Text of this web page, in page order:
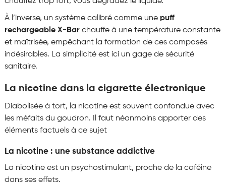
À l’inverse, un système calibré comme une puff
rechargeable X-Barchauffe à une température constante
et maîtrisée, empêchant la formation de ces composés
indésirables. La simplicité est ici un gage de sécurité
sanitaire.
La nicotine dans la cigarette électronique
Diabolisée à tort, la nicotine est souvent confondue avec
les méfaits du goudron. Il faut néanmoins apporter des
éléments factuels à ce sujet
La nicotine : une substance addictive
La nicotine est un psychostimulant, proche de la caféine
dans ses effets.